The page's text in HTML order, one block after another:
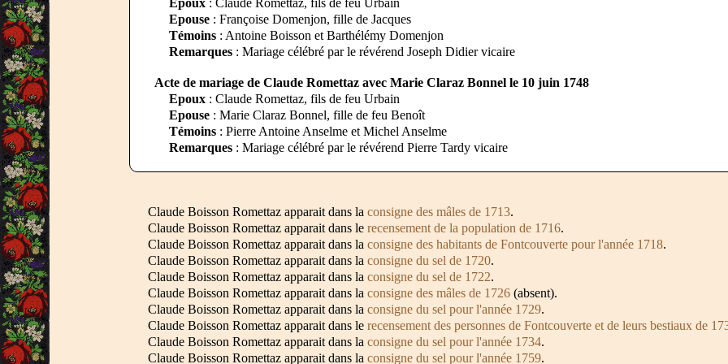
Epoux : Claude Romettaz, fils de feu Urbain
Epouse : Françoise Domenjon, fille de Jacques
Témoins : Antoine Boisson et Barthélémy Domenjon
Remarques : Mariage célébré par le révérend Joseph Didier vicaire
Acte de mariage de Claude Romettaz avec Marie Claraz Bonnel le 10 juin 1748
Epoux : Claude Romettaz, fils de feu Urbain
Epouse : Marie Claraz Bonnel, fille de feu Benoît
Témoins : Pierre Antoine Anselme et Michel Anselme
Remarques : Mariage célébré par le révérend Pierre Tardy vicaire
Claude Boisson Romettaz apparait dans la consigne des mâles de 1713.
Claude Boisson Romettaz apparait dans le recensement de la population de 1716.
Claude Boisson Romettaz apparait dans la consigne des habitants de Fontcouverte pour l'année 1718.
Claude Boisson Romettaz apparait dans la consigne du sel de 1720.
Claude Boisson Romettaz apparait dans la consigne du sel de 1722.
Claude Boisson Romettaz apparait dans la consigne des mâles de 1726 (absent).
Claude Boisson Romettaz apparait dans la consigne du sel pour l'année 1729.
Claude Boisson Romettaz apparait dans le recensement des personnes de Fontcouverte et de leurs bestiaux de
Claude Boisson Romettaz apparait dans la consigne du sel pour l'année 1734.
Claude Boisson Romettaz apparait dans la consigne du sel pour l'année 1759.